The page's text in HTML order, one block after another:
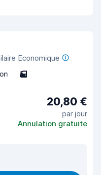
Economique
5
20,80 €
par jour
Annulation gratuite